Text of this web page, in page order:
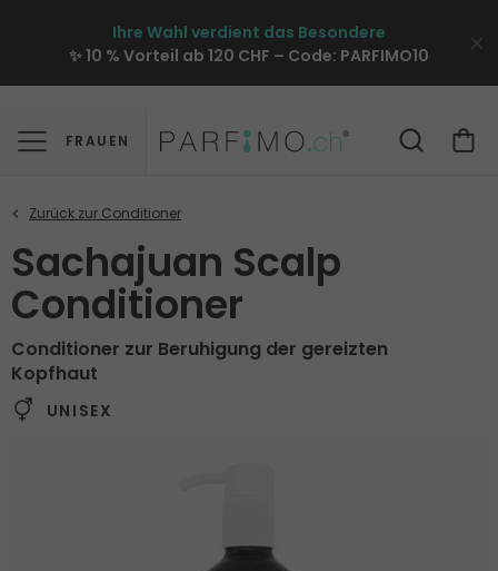
Ihre Wahl verdient das Besondere
✨ 10 % Vorteil ab 120 CHF – Code: PARFIMO10
FRAUEN
Sachajuan Scalp
Conditioner
Conditioner zur Beruhigung der gereizten
Kopfhaut
UNISEX